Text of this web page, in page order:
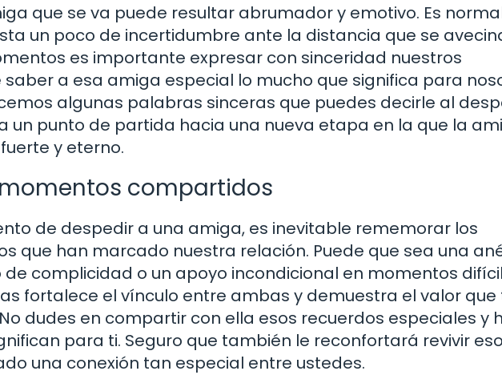
que se va puede resultar abrumador y emotivo. Es
un poco de incertidumbre ante la distancia que se
es importante expresar con sinceridad nuestros
a esa amiga especial lo mucho que significa para
algunas palabras sinceras que puedes decirle al
un punto de partida hacia una nueva etapa en la que la
y eterno.
compartidos
de despedir a una amiga, es inevitable rememorar los
que han marcado nuestra relación. Puede que sea una
complicidad o un apoyo incondicional en momentos
fortalece el vínculo entre ambas y demuestra el valor que
dudes en compartir con ella esos recuerdos especiales y
para ti. Seguro que también le reconfortará revivir
una conexión tan especial entre ustedes.